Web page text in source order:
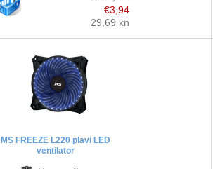
€3,94
29,69 kn
MS FREEZE L220 plavi LED
ventilator